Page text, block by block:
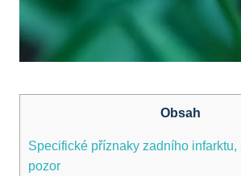
Obsah
Specifické příznaky zadního infarktu,
pozor